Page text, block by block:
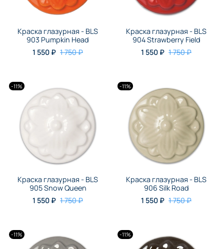
Краска глазурная - BLS
903 Pumpkin Head
1 550 ₽ 1 750 ₽
Краска глазурная - BLS
904 Strawberry Field
1 550 ₽ 1 750 ₽
-11%
Краска глазурная - BLS
905 Snow Queen
1 550 ₽ 1 750 ₽
-11%
Краска глазурная - BLS
906 Silk Road
1 550 ₽ 1 750 ₽
-11% -11%